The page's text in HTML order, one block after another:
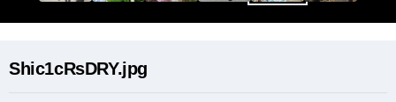
Shic1cRsDRY.jpg